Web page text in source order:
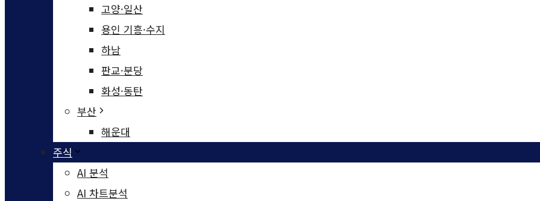
고양·일산
용인 기흥·수지
하남
판교·분당
화성·동탄
부산
해운대
주식
AI 분석
AI 차트분석